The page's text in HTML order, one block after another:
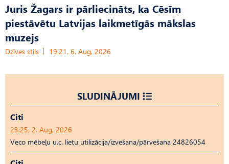
Juris Žagars ir pārliecināts, ka Cēsīm
piestāvētu Latvijas laikmetīgās mākslas
muzejs
Dzīves stils 19:21, 6. Aug, 2026
SLUDINĀJUMI
Citi
23:25, 2. Aug, 2026
Veco mēbeļu u.c. lietu utilizācija/izvešana/pārvešana 24826054